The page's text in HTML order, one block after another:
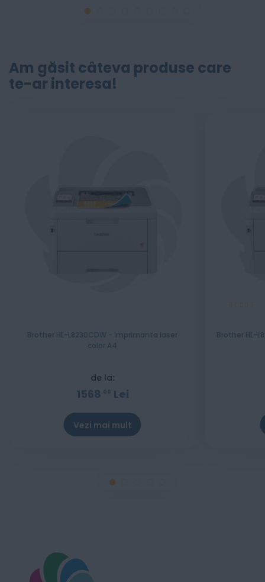
Am găsit câteva produse care
te-ar interesa!
Brother HL-L8230CDW - Imprimanta laser
color A4
de la:
1568 00 Lei
Vezi mai mult
Brother HL-